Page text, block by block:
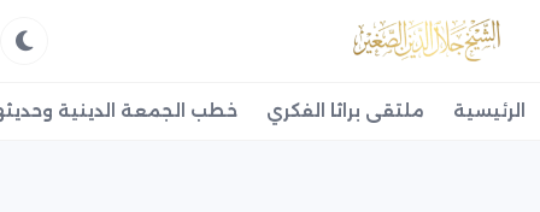
الرئيسية ملتقى براثا الفكري خطب الجمعة الدينية